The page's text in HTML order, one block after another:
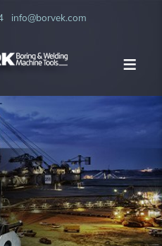
info@borvek.com